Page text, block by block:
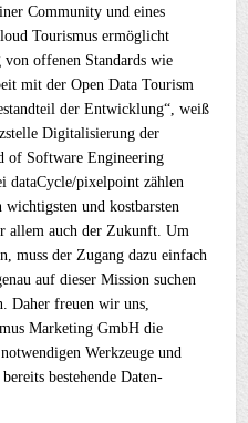
Community und eines
Tourismus ermöglicht
offenen Standards wie
mit der Open Data Tourism
der Entwicklung“, weiß
Digitalisierung der
of Software Engineering
dataCycle/pixelpoint zählen
und kostbarsten
allem auch der Zukunft. Um
muss der Zugang dazu einfach
auf dieser Mission suchen
Daher freuen wir uns,
Marketing GmbH die
Werkzeuge und
bestehende Daten-